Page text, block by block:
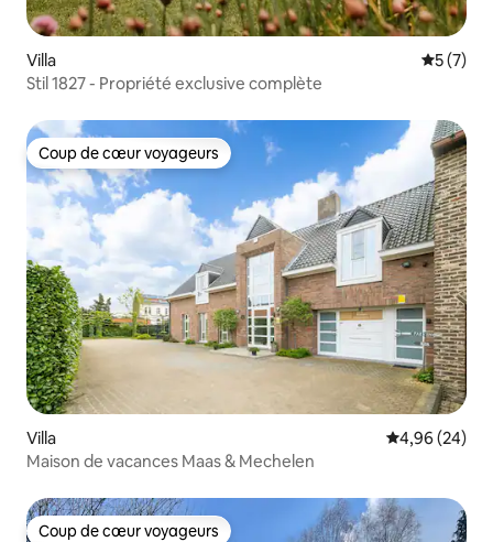
Villa
5 (7)
Stil 1827 - Propriété exclusive complète
Coup de cœur voyageurs
Coup de cœur voyageurs
Villa Évaluation
4,96 (24)
Maison de vacances Maas & Mechelen
Coup de cœur voyageurs